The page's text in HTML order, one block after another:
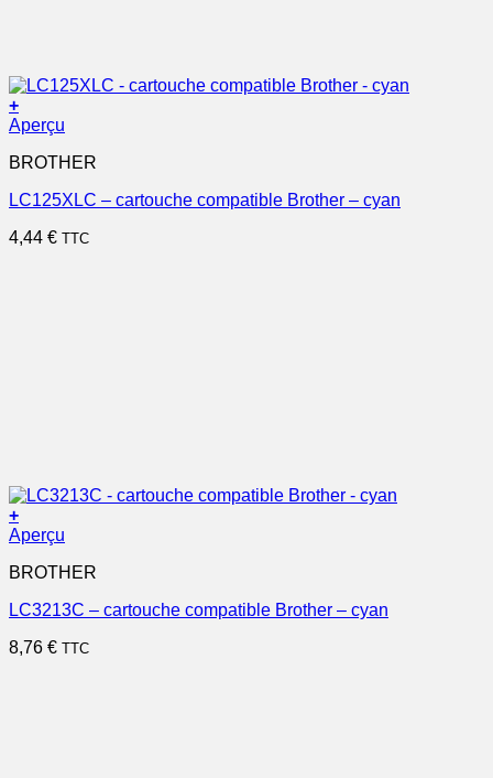
+
Aperçu
BROTHER
LC125XLC – cartouche compatible Brother – cyan
4,44 € TTC
+
Aperçu
BROTHER
LC3213C – cartouche compatible Brother – cyan
8,76 € TTC